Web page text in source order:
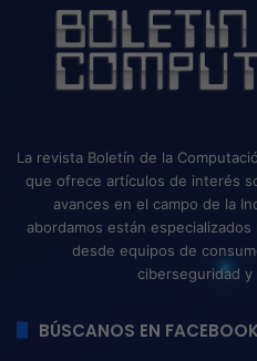
La revista Boletín de la
que ofrece artículos de interés
avances en el campo de la
abordamos están
desde equipos de
ciberseguridad y
BÚSCANOS EN FACEBOOK